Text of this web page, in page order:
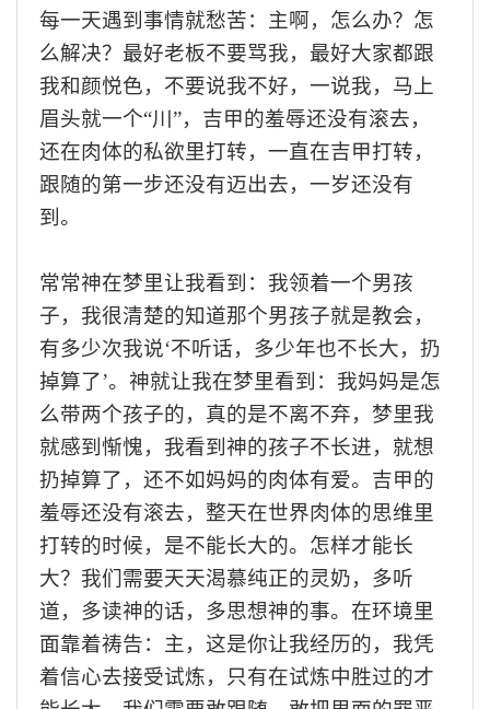
每一天遇到事情就愁苦：主啊，怎么办？怎
么解决？最好老板不要骂我，最好大家都跟
我和颜悦色，不要说我不好，一说我，马上
眉头就一个“川”， 吉甲的羞辱还没有滚去，
还在肉体的私欲里打转，一直在吉甲打转，
跟随的第一步还没有迈出去，一岁还没有
到。
常常神在梦里让我看到：我领着一个男孩
子，我很清楚的知道那个男孩子就是教会，
有多少次我说‘不听话，多少年也不长大，扔
掉算了’。神就让我在梦里看到：我妈妈是怎
么带两个孩子的，真的是不离不弃，梦里我
就感到惭愧，我看到神的孩子不长进，就想
扔掉算了，还不如妈妈的肉体有爱。吉甲的
羞辱还没有滚去，整天在世界肉体的思维里
打转的时候，是不能长大的。怎样才能长
大？我们需要天天渴慕纯正的灵奶，多听
道，多读神的话，多思想神的事。在环境里
面靠着祷告：主，这是你让我经历的，我凭
着信心去接受试炼，只有在试炼中胜过的才